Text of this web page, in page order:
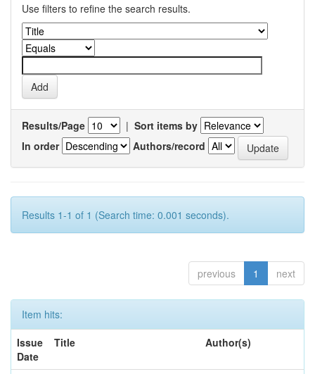
Use filters to refine the search results.
Results/Page | Sort items by
In order
Authors/record
Results 1-1 of 1 (Search time: 0.001 seconds).
previous 1 next
Item hits:
Issue
Date
Title Author(s)